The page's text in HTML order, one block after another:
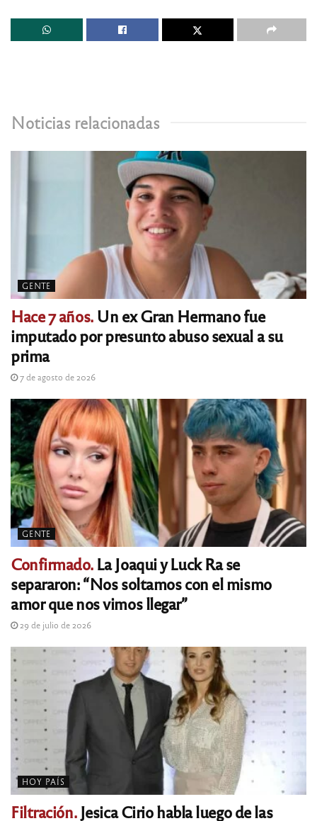
Noticias relacionadas
GENTE
Hace 7 años.Un ex Gran Hermano fue
imputado por presunto abuso sexual a su
prima
7 de agosto de 2026
GENTE
Confirmado.La Joaqui y Luck Ra se
separaron: “Nos soltamos con el mismo
amor que nos vimos llegar”
29 de julio de 2026
HOY PAÍS
Filtración.Jesica Cirio habla luego de las